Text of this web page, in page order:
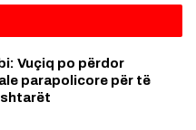
Vuçiq po përdor
parapolicore për të